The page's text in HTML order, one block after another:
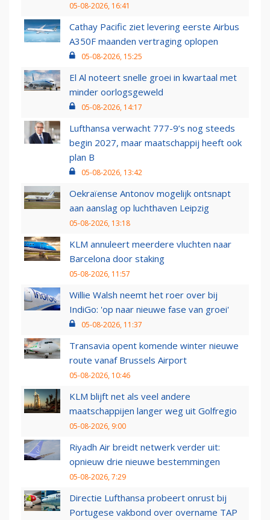
05-08-2026, 16:41
Cathay Pacific ziet levering eerste Airbus
A350F maanden vertraging oplopen
05-08-2026, 15:25
El Al noteert snelle groei in kwartaal met
minder oorlogsgeweld
05-08-2026, 14:17
Lufthansa verwacht 777-9’s nog steeds
begin 2027, maar maatschappij heeft ook
plan B
05-08-2026, 13:42
Oekraïense Antonov mogelijk ontsnapt
aan aanslag op luchthaven Leipzig
05-08-2026, 13:18
KLM annuleert meerdere vluchten naar
Barcelona door staking
05-08-2026, 11:57
Willie Walsh neemt het roer over bij
IndiGo: 'op naar nieuwe fase van groei'
05-08-2026, 11:37
Transavia opent komende winter nieuwe
route vanaf Brussels Airport
05-08-2026, 10:46
KLM blijft net als veel andere
maatschappijen langer weg uit Golfregio
05-08-2026, 9:00
Riyadh Air breidt netwerk verder uit:
opnieuw drie nieuwe bestemmingen
05-08-2026, 7:29
Directie Lufthansa probeert onrust bij
Portugese vakbond over overname TAP